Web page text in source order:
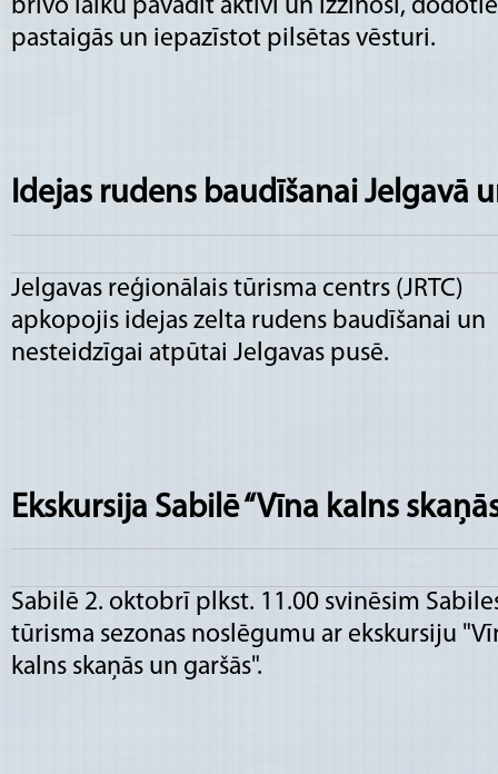
brīvo laiku pavadīt aktīvi un izzinoši,
pastaigās un iepazīstot pilsētas vēsturi.
Idejas rudens baudīšanai Jelgavā
Jelgavas reģionālais tūrisma centrs (JRTC)
apkopojis idejas zelta rudens baudīšanai un
nesteidzīgai atpūtai Jelgavas pusē.
Ekskursija Sabilē “Vīna kalns
Sabilē 2. oktobrī plkst. 11.00 svinēsim
tūrisma sezonas noslēgumu ar ekskursiju
kalns skaņās un garšās".